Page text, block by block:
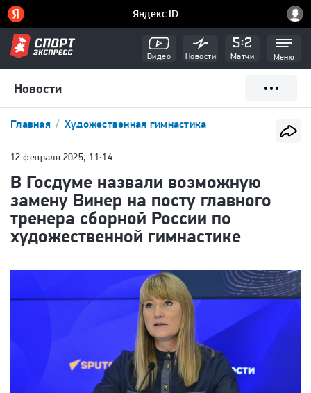
Видео Новости Матчи Меню
Новости
Главная Художественная гимнастика
12 февраля 2025, 11:14
В Госдуме назвали возможную
замену Винер на посту главного
тренера сборной России по
художественной гимнастике